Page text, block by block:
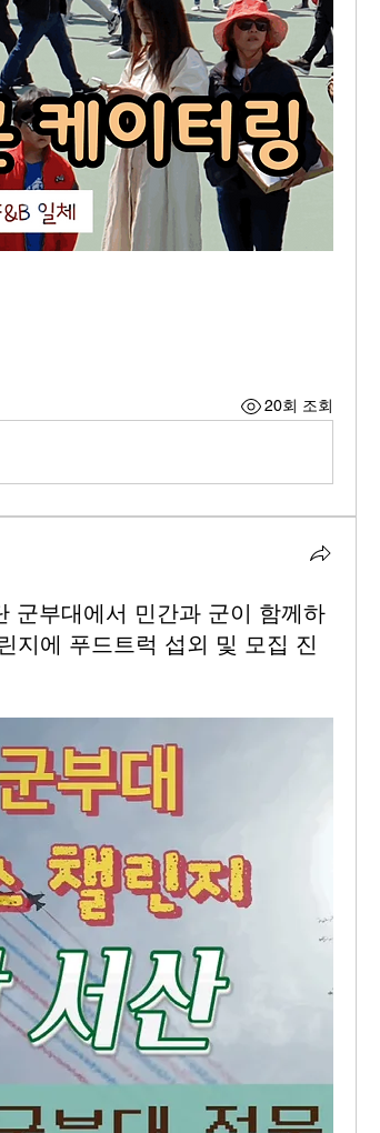
20회 조회
군부대에서 민간과 군이 함께하
지에 푸드트럭 섭외 및 모집 진